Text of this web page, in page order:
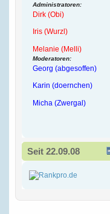
Administratoren:
Dirk (Obi)
Iris (Wurzl)
Melanie (Melli)
Moderatoren:
Georg (abgesoffen)
Karin (doernchen)
Micha (Zwergal)
Seit 22.09.08